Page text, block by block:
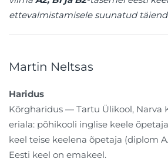
ettevalmistamisele suunatud
Martin Neltsas
Haridus
Kõrgharidus — Tartu Ülikool, Narva
eriala: põhikooli inglise keele õpetaja
keel teise keelena õpetaja (diplom
Eesti keel on emakeel.